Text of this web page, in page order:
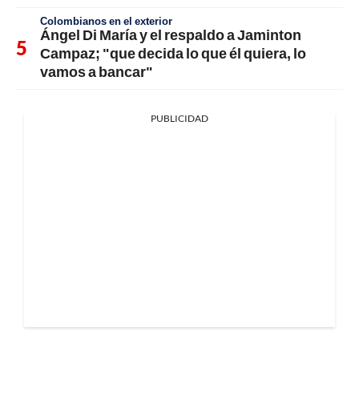
Colombianos en el exterior
Ángel Di María y el respaldo a Jaminton
Campaz; "que decida lo que él quiera, lo
vamos a bancar"
PUBLICIDAD